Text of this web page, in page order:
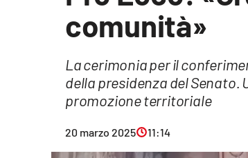
Economia e Lavoro
comunità»
La cerimonia per il
della presidenza del Senato.
promozione territoriale
20 marzo 2025 11:14